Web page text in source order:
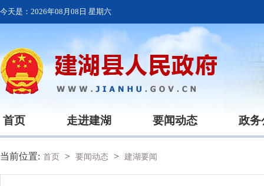
今天是： 2026年08月08日 星期六
首页 走进建湖 要闻动态 政务
当前位置: 首页 > 要闻动态 > 建湖要闻